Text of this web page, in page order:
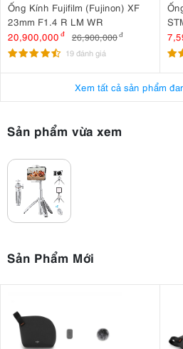
Ống Kính Fujifilm (Fujinon) XF
23mm F1.4 R LM WR
20,900,000 đ 26,900,000đ
19 đánh giá
Xem tất cả sản phẩm
Sản phẩm vừa xem
Sản Phẩm Mới